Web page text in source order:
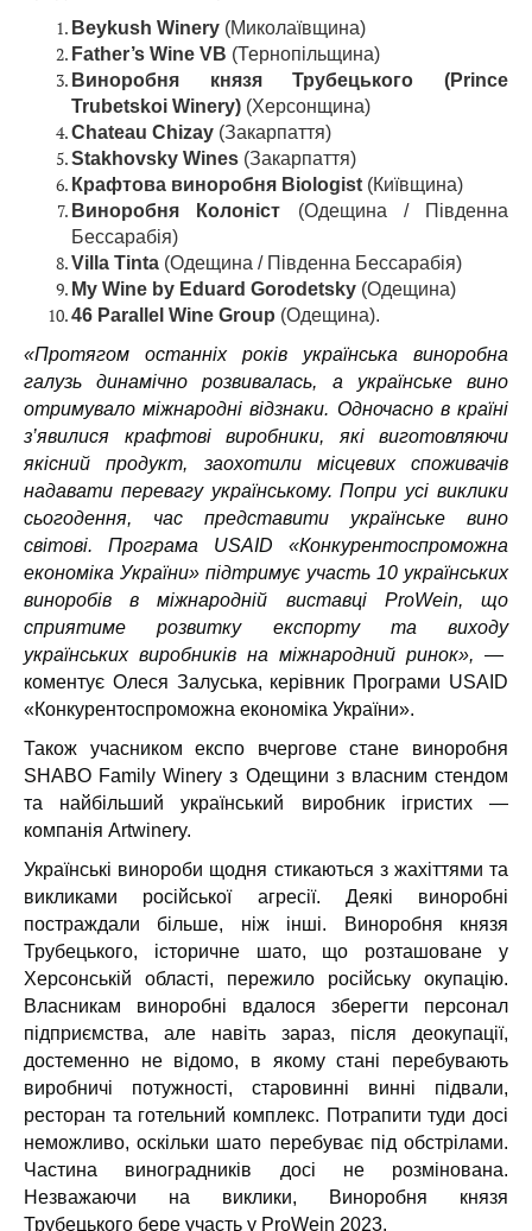
Beykush Winery (Миколаївщина)
Father’s Wine VВ (Тернопільщина)
Виноробня князя Трубецького (Prince
Trubetskoi Winery) (Херсонщина)
Chateau Chizay (Закарпаття)
Stakhovsky Wines (Закарпаття)
Крафтова виноробня Biologist (Київщина)
Виноробня Колоніст (Одещина / Південна
Бессарабія)
Villa Tinta (Одещина / Південна Бессарабія)
My Wine by Eduard Gorodetsky (Одещина)
46 Parallel Wine Group (Одещина).
«Протягом останніх років українська виноробна
галузь динамічно розвивалась, а українське вино
отримувало міжнародні відзнаки. Одночасно в країні
з’явилися крафтові виробники, які виготовляючи
якісний продукт, заохотили місцевих споживачів
надавати перевагу українському. Попри усі виклики
сьогодення, час представити українське вино
світові. Програма USAID «Конкурентоспроможна
економіка України» підтримує участь 10 українських
виноробів в міжнародній виставці ProWein, що
сприятиме розвитку експорту та виходу
українських виробників на міжнародний ринок», —
коментує Олеся Залуська, керівник Програми USAID
«Конкурентоспроможна економіка України».
Також учасником експо вчергове стане виноробня
SHABO Family Winery з Одещини з власним стендом
та найбільший український виробник ігристих —
компанія Artwinery.
Українські винороби щодня стикаються з жахіттями та
викликами російської агресії. Деякі виноробні
постраждали більше, ніж інші. Виноробня князя
Трубецького, історичне шато, що розташоване у
Херсонській області, пережило російську окупацію.
Власникам виноробні вдалося зберегти персонал
підприємства, але навіть зараз, після деокупації,
достеменно не відомо, в якому стані перебувають
виробничі потужності, старовинні винні підвали,
ресторан та готельний комплекс. Потрапити туди досі
неможливо, оскільки шато перебуває під обстрілами.
Частина виноградників досі не розмінована.
Незважаючи на виклики, Виноробня князя
Трубецького бере участь у ProWein 2023.